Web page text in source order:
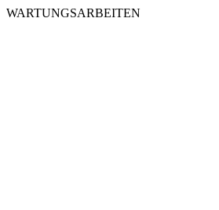
WARTUNGSARBEITEN